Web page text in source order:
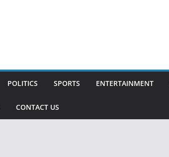
POLITICS SPORTS ENTERTAINMENT
CONTACT US